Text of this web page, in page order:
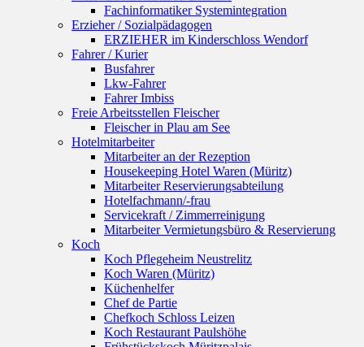
Fachinformatiker Systemintegration
Erzieher / Sozialpädagogen
ERZIEHER im Kinderschloss Wendorf
Fahrer / Kurier
Busfahrer
Lkw-Fahrer
Fahrer Imbiss
Freie Arbeitsstellen Fleischer
Fleischer in Plau am See
Hotelmitarbeiter
Mitarbeiter an der Rezeption
Housekeeping Hotel Waren (Müritz)
Mitarbeiter Reservierungsabteilung
Hotelfachmann/-frau
Servicekraft / Zimmerreinigung
Mitarbeiter Vermietungsbüro & Reservierung
Koch
Koch Pflegeheim Neustrelitz
Koch Waren (Müritz)
Küchenhelfer
Chef de Partie
Chefkoch Schloss Leizen
Koch Restaurant Paulshöhe